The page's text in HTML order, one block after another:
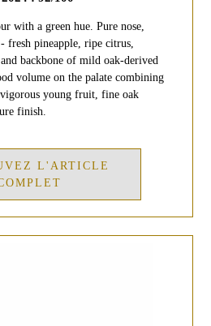
with a green hue. Pure nose,
fresh pineapple, ripe citrus,
backbone of mild oak-derived
volume on the palate combining
vigorous young fruit, fine oak
finish.
L'ARTICLE